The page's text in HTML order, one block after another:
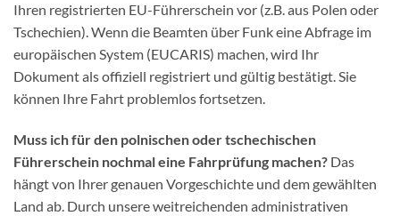
Ihren registrierten EU-Führerschein vor (z.B. aus Polen oder
Tschechien). Wenn die Beamten über Funk eine Abfrage im
europäischen System (EUCARIS) machen, wird Ihr
Dokument als offiziell registriert und gültig bestätigt. Sie
können Ihre Fahrt problemlos fortsetzen.
Muss ich für den polnischen oder tschechischen
Führerschein nochmal eine Fahrprüfung machen? Das
hängt von Ihrer genauen Vorgeschichte und dem gewählten
Land ab. Durch unsere weitreichenden administrativen